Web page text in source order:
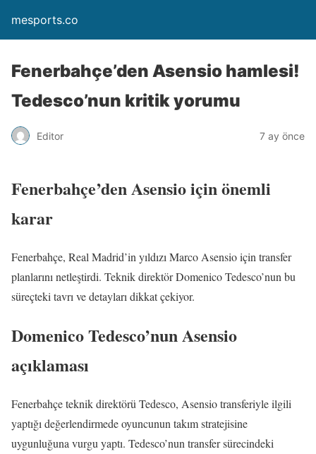
mesports.co
Fenerbahçe’den Asensio hamlesi!
Tedesco’nun kritik yorumu
Editor 7 ay önce
Fenerbahçe’den Asensio için önemli
karar
Fenerbahçe, Real Madrid’in yıldızı Marco Asensio için transfer
planlarını netleştirdi. Teknik direktör Domenico Tedesco’nun bu
süreçteki tavrı ve detayları dikkat çekiyor.
Domenico Tedesco’nun Asensio
açıklaması
Fenerbahçe teknik direktörü Tedesco, Asensio transferiyle ilgili
yaptığı değerlendirmede oyuncunun takım stratejisine
uygunluğuna vurgu yaptı. Tedesco’nun transfer sürecindeki